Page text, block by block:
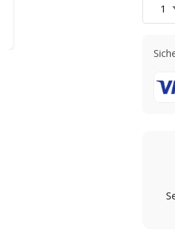
1